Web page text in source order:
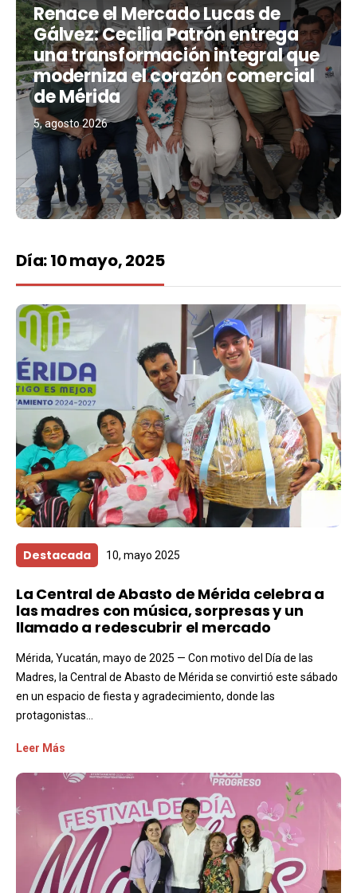
Renace el Mercado Lucas de
Gálvez: Cecilia Patrón entrega
una transformación integral que
moderniza el corazón comercial
de Mérida
5, agosto 2026
Día:10 mayo, 2025
Destacada 10, mayo 2025
La Central de Abasto de Mérida celebra a
las madres con música, sorpresas y un
llamado a redescubrir el mercado
Mérida, Yucatán, mayo de 2025 — Con motivo del Día de las
Madres, la Central de Abasto de Mérida se convirtió este sábado
en un espacio de fiesta y agradecimiento, donde las
protagonistas...
Leer Más